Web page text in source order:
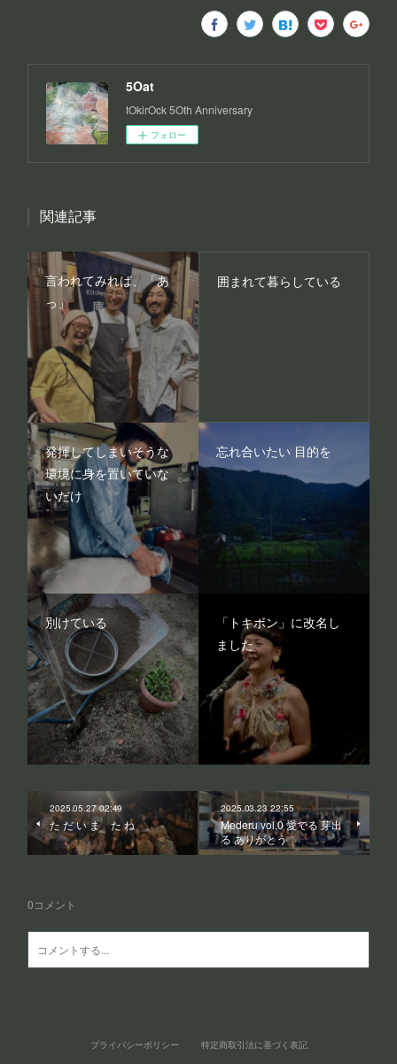
5Oat
tOkirOck 5Oth Anniversary
フォロー
関連記事
言われてみれば、「あ
っ」
囲まれて暮らしている
発揮してしまいそうな
環境に身を置いていな
いだけ
忘れ合いたい 目的を
別けている
「トキボン」に改名し
ました
2025.05.27 02:49
た だ い ま た ね
2025.03.23 22:55
Mederu vol.0 愛でる 芽出
る ありがとう
0コメント
プライバシーポリシー 特定商取引法に基づく表記